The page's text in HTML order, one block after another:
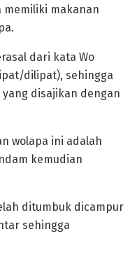
memiliki makanan
dari kata Wo
dilipat), sehingga
disajikan dengan
wolapa ini adalah
kemudian
ditumbuk dicampur
sehingga